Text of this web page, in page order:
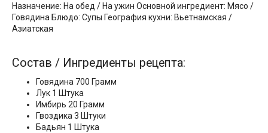
Назначение: На обед / На ужин Основной ингредиент: Мясо /
Говядина Блюдо: Супы География кухни: Вьетнамская /
Азиатская
Состав / Ингредиенты рецепта:
Говядина 700 Грамм
Лук 1 Штука
Имбирь 20 Грамм
Гвоздика 3 Штуки
Бадьян 1 Штука